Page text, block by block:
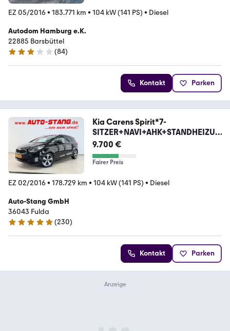
EZ 05/2016• 183.771 km • 104 kW (141 PS) • Diesel
Autodom Hamburg e.K.
22885 Barsbüttel
2.9 Sterne
(84)
Kontakt Parken
Kia Carens Spirit*7-
SITZER+NAVI+AHK+STANDHEIZUN
G+18"
9.700 €
Fairer Preis
EZ 02/2016• 178.729 km • 104 kW (141 PS) • Diesel
Auto-Stang GmbH
36043 Fulda
5 Sterne
(230)
Kontakt Parken